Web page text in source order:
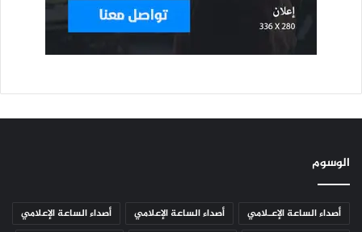
الوسوم
أصداء الساعة الإعـلامي أصداء الساعة الإعلامي
أصداء الساعة الإعلامي